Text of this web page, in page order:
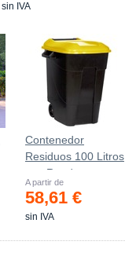
sin IVA
Contenedor
Residuos 100 Litros
con Ruedas
Ref.4200
A partir de
58,61 €
sin IVA